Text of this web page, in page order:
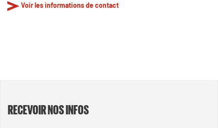
Voir les informations de contact
RECEVOIR NOS INFOS